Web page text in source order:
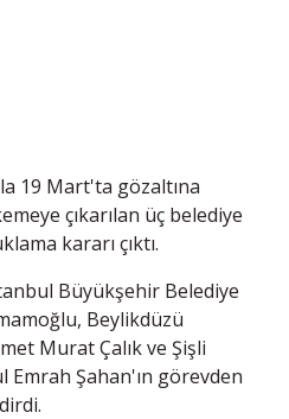
19 Mart'ta gözaltına
çıkarılan üç belediye
kararı çıktı.
Büyükşehir Belediye
Beylikdüzü
Murat Çalık ve Şişli
Emrah Şahan'ın görevden